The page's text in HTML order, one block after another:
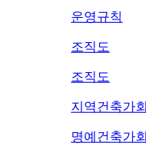
운영규칙
조직도
조직도
지역건축가회
명예건축가회